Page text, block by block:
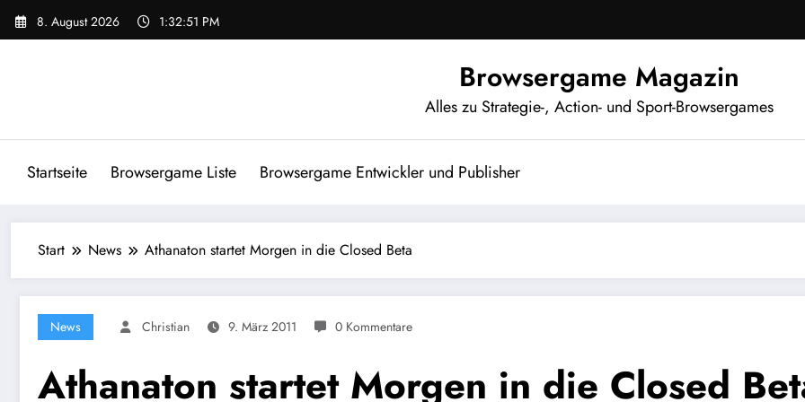
Zum
Inhalt
8. August 2026 1:32:52 PM
Browsergame Magazin
Alles zu Strategie-, Action- und Sport-Browsergames
Startseite Browsergame Liste Browsergame Entwickler und Publisher
Start News Athanaton startet Morgen in die Closed Beta
News Christian 9. März 2011 0 Kommentare
Athanaton startet Morgen in die Closed